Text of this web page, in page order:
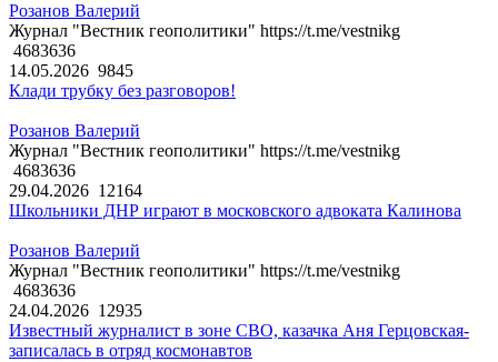
Розанов Валерий
Журнал "Вестник геополитики" https://t.me/vestnikg
4683636
14.05.2026 9845
Клади трубку без разговоров!
Розанов Валерий
Журнал "Вестник геополитики" https://t.me/vestnikg
4683636
29.04.2026 12164
Школьники ДНР играют в московского адвоката Калинова
Розанов Валерий
Журнал "Вестник геополитики" https://t.me/vestnikg
4683636
24.04.2026 12935
Известный журналист в зоне СВО, казачка Аня Герцовская-
записалась в отряд космонавтов